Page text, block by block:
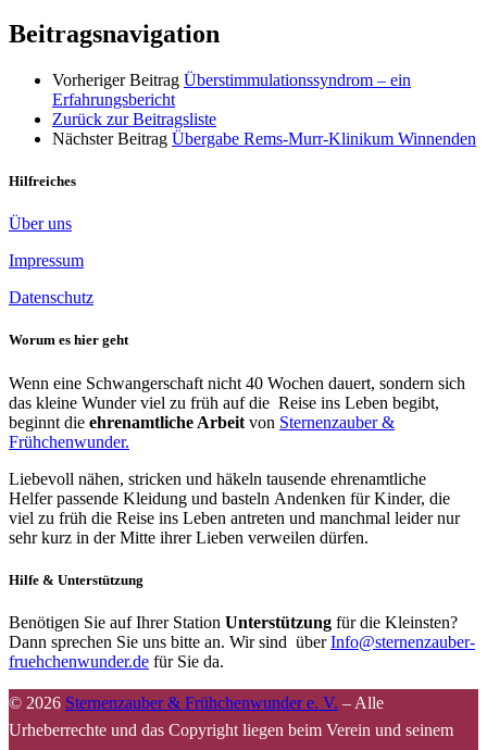
Beitragsnavigation
Vorheriger Beitrag Überstimmulationssyndrom – ein
Erfahrungsbericht
Zurück zur Beitragsliste
Nächster Beitrag Übergabe Rems-Murr-Klinikum Winnenden
Hilfreiches
Über uns
Impressum
Datenschutz
Worum es hier geht
Wenn eine Schwangerschaft nicht 40 Wochen dauert, sondern sich
das kleine Wunder viel zu früh auf die Reise ins Leben begibt,
beginnt die ehrenamtliche Arbeit von Sternenzauber &
Frühchenwunder.
Liebevoll nähen, stricken und häkeln tausende ehrenamtliche
Helfer passende Kleidung und basteln Andenken für Kinder, die
viel zu früh die Reise ins Leben antreten und manchmal leider nur
sehr kurz in der Mitte ihrer Lieben verweilen dürfen.
Hilfe & Unterstützung
Benötigen Sie auf Ihrer Station Unterstützung für die Kleinsten?
Dann sprechen Sie uns bitte an. Wir sind überInfo@sternenzauber-
fruehchenwunder.de für Sie da.
© 2026 Sternenzauber & Frühchenwunder e. V. – Alle
Urheberrechte und das Copyright liegen beim Verein und seinem